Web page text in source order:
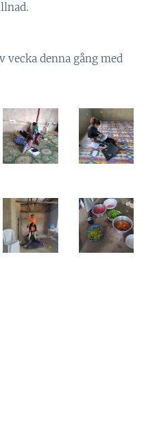
denna gång med